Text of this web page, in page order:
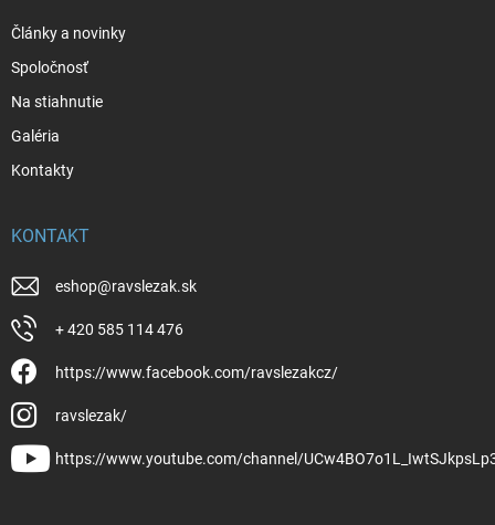
Články a novinky
Spoločnosť
Na stiahnutie
Galéria
Kontakty
KONTAKT
eshop@ravslezak.sk
+ 420 585 114 476
https://www.facebook.com/ravslezakcz/
ravslezak/
https://www.youtube.com/channel/